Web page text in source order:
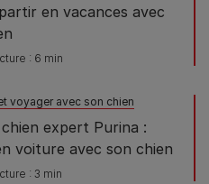
en vacances avec
: 6 min
voyager avec son chien
expert Purina :
voiture avec son chien
: 3 min